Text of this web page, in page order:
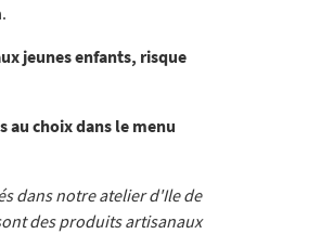
jeunes enfants, risque
choix dans le menu
dans notre atelier d'Ile de
des produits artisanaux